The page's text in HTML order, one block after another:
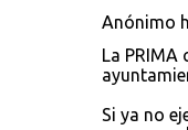
Anónimo
La PRIMA
Si ya no